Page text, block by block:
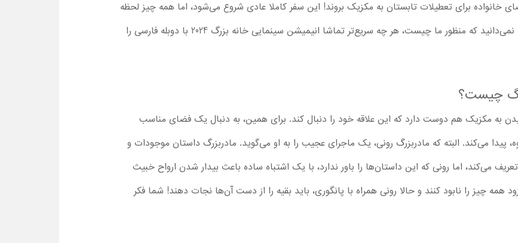
خانواده برای تعطیلات تابستان به مکزیک بروند! این سفر کاملا عادی شروع می‌شود، اما همه چیز لحظه
به‌لحظه چالش برانگیزتر خواهد شد. اگر دقیقا نمی‌دانید که منظور ما چیست، هر چه سریع‌تر تماشا انیمیشن سینمایی خانه بزرگ 2024 با دوبله فارسی را
چیست؟
مکزیک هم دوست دارد که این علاقه خود را دنبال کند. برای همین، به دنبال یک فضای مناسب
می‌کند. البته که مادربزرگ رونی، یک ماجرای عجیب را به او می‌گوید. مادربزرگ داستان موجودات و
می‌کند، اما رونی که این داستان‌ها را باور ندارد، با یک اشتباه ساده باعث بیدار شدن ارواح خبیث
چیز را نابود کنند و حالا رونی همراه با پانگوری، باید بقیه را از دست آن‌ها نجات دهند! شما فکر